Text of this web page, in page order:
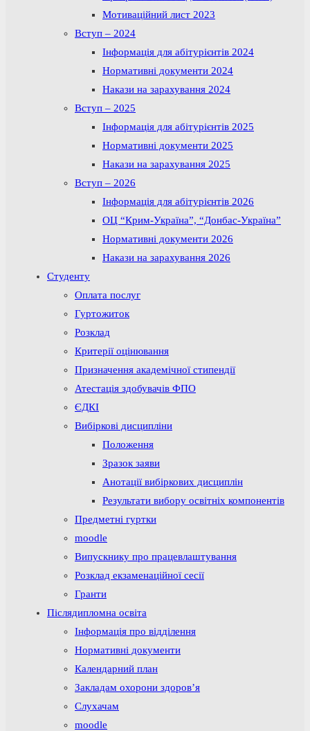
Мотиваційний лист 2023
Вступ – 2024
Інформація для абітурієнтів 2024
Нормативні документи 2024
Накази на зарахування 2024
Вступ – 2025
Інформація для абітурієнтів 2025
Нормативні документи 2025
Накази на зарахування 2025
Вступ – 2026
Інформація для абітурієнтів 2026
ОЦ “Крим-Україна”, “Донбас-Україна”
Нормативні документи 2026
Накази на зарахування 2026
Студенту
Оплата послуг
Гуртожиток
Розклад
Критерії оцінювання
Призначення академічної стипендії
Атестація здобувачів ФПО
ЄДКІ
Вибіркові дисципліни
Положення
Зразок заяви
Анотації вибіркових дисциплін
Результати вибору освітніх компонентів
Предметні гуртки
moodle
Випускнику про працевлаштування
Розклад екзаменаційної сесії
Гранти
Післядипломна освіта
Інформація про відділення
Нормативні документи
Календарний план
Закладам охорони здоров’я
Слухачам
moodle